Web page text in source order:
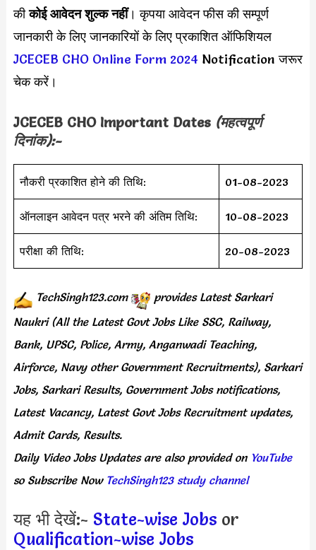
कीकोई आवेदन शुल्क नहीं। कृपया आवेदन फीस की सम्पूर्ण
जानकारी के लिए जानकारियों के लिए प्रकाशित ऑफिशियल
JCECEB CHO Online Form 2024 Notification जरूर
चेक करें।
JCECEB CHO Important Dates (महत्वपूर्ण
दिनांक):-
नौकरी प्रकाशित होने की तिथि: 01-08-2023
ऑनलाइन आवेदन पत्र भरने की अंतिम तिथि: 10-08-2023
परीक्षा की तिथि: 20-08-2023
TechSingh123.com provides Latest Sarkari
Naukri (All the Latest Govt Jobs Like SSC, Railway,
Bank, UPSC, Police, Army, Anganwadi Teaching,
Airforce, Navy other Government Recruitments), Sarkari
Jobs, Sarkari Results, Government Jobs notifications,
Latest Vacancy, Latest Govt Jobs Recruitment updates,
Admit Cards, Results.
Daily Video Jobs Updates are also provided onYouTube
so Subscribe Now TechSingh123 study channel
यह भी देखें:- State-wise Jobs or
Qualification-wise Jobs